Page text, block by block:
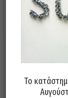
Σχετικά
Το